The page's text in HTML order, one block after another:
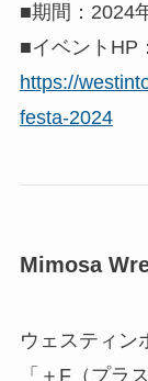
■期間：2024
■イベントHP：
https://
festa-2024
Mimosa
ウェスティン
「＋F（プラ